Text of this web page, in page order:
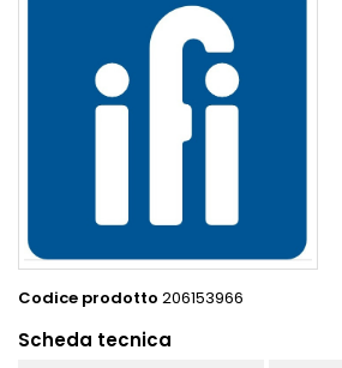
Codice prodotto 206153966
Scheda tecnica